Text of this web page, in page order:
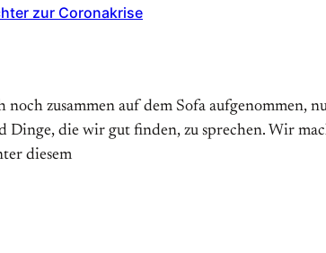
zur Coronakrise
zusammen auf dem Sofa
die wir gut finden, zu sprechen. Wir
diesem